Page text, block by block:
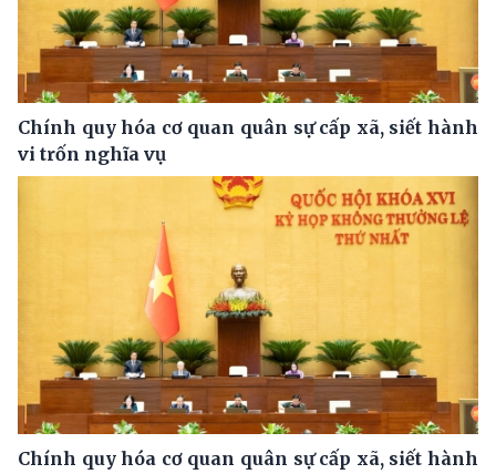
Chính quy hóa cơ quan quân sự cấp xã, siết hành
vi trốn nghĩa vụ
Chính quy hóa cơ quan quân sự cấp xã, siết hành